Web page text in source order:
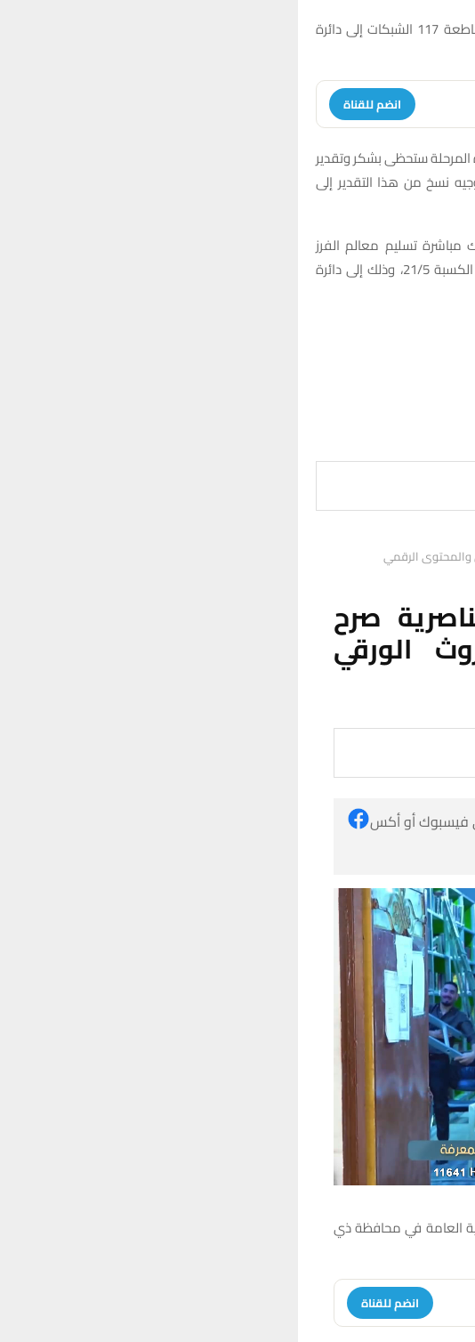
أعلن النائب الأول لمحافظ ذي قار رزاق كشيش الغزي تسليم معالم فرز مقاطعة 117 الشبكات إلى دائرة
انضم للقناة
المرحلة ستحظى بشكر وتقدير
نسخ من هذا التقدير إلى
تسليم معالم الفرز
لمقاطعة 47 التي تضم مناطق الحشد والدفاع وسوات، إلى جانب مقاطعة الكسبة 21/5، وذلك إلى دائرة
والمحتوى الرقمي
صرح
الورقي
فيسبوك أو أكس
العامة في محافظة ذي
انضم للقناة